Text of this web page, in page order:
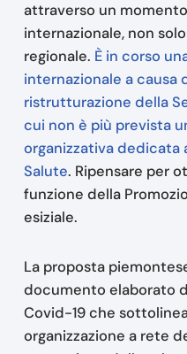
attraverso un
internazionale, non
regionale. È in corso
internazionale a causa
ristrutturazione della
cui non è più prevista
organizzativa dedicata
Salute. Ripensare per
funzione della
esiziale.
La proposta
documento elaborato
Covid-19 che
organizzazione a rete